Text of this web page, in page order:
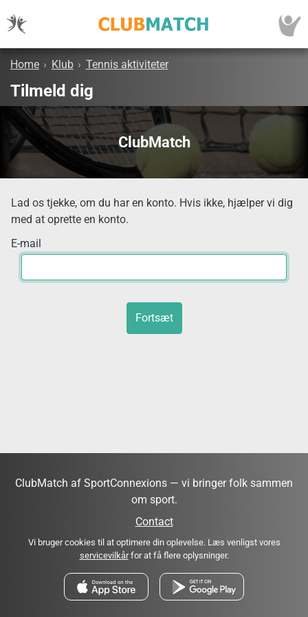
Home › Klub › Tennis aktiviteter
Tilmeld dig
ClubMatch
Lad os tjekke, om du har en konto. Hvis ikke, hjælper vi dig
med at oprette en konto.
E-mail
Fortsæt
ClubMatch af SportConnexions — vi bringer folk sammen
om sport.
Contact
Vi bruger cookies til at optimere din oplevelse. Læs venligst vores
servicevilkårfor at få flere oplysninger.